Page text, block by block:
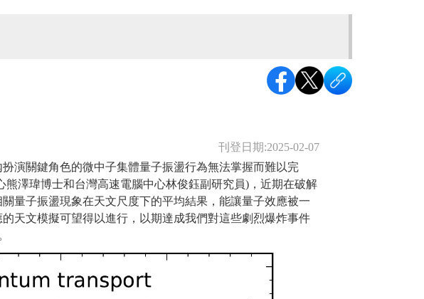
刊登日期:2025-02-07
演關鍵角色的微中子集體量子振盪行為無法掌握而難以完
澤瑋博士和台灣高速電腦中心林俊鈺副研究員)，近期在破解
量子振盪現象在天文尺度下的平均結果，能讓量子效應被一
天文模擬可望得以進行，以期達成我們對這些劇烈爆炸事件